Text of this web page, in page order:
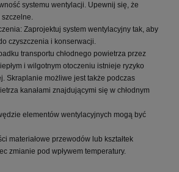
systemu wentylacji. Upewnij się, że
szczelne.
Zaprojektuj system wentylacyjny tak, aby
czyszczenia i konserwacji.
transportu chłodnego powietrza przez
i wilgotnym otoczeniu istnieje ryzyko
Skraplanie możliwe jest także podczas
kanałami znajdującymi się w chłodnym
elementów wentylacyjnych mogą być
materiałowe przewodów lub kształtek
zmianie pod wpływem temperatury.